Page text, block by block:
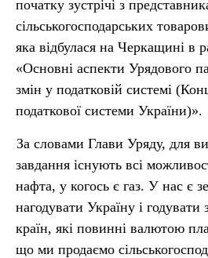
початку зустрічі з
сільськогосподарських
яка відбулася на Черкащині в
«Основні аспекти Урядового
змін у податковій системі
податкової системи України)».
За словами Глави Уряду, для
завдання існують всі
нафта, у когось є газ. У нас є
нагодувати Україну і годувати
країн, які повинні валютою
що ми продаємо